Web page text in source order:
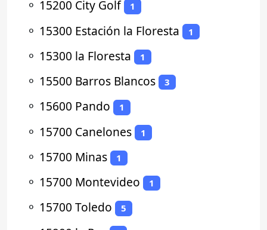
⚬ 15200 City Golf 1
⚬ 15300 Estación la Floresta 1
⚬ 15300 la Floresta 1
⚬ 15500 Barros Blancos 3
⚬ 15600 Pando 1
⚬ 15700 Canelones 1
⚬ 15700 Minas 1
⚬ 15700 Montevideo 1
⚬ 15700 Toledo 5